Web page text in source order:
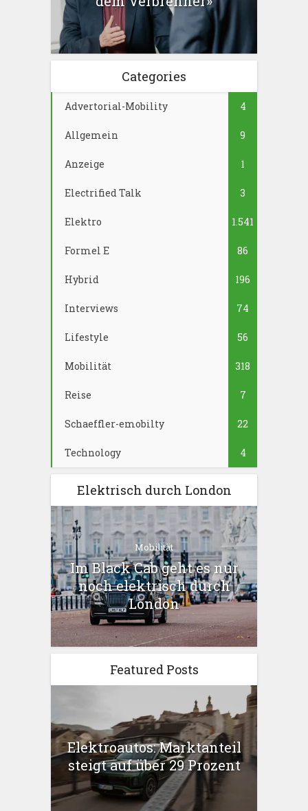
Categories
Advertorial-Mobility 4
Allgemein 9
Anzeige 1
Electrified Talk 3
Elektro 1.541
Formel E 86
Hybrid 196
Interviews 74
Lifestyle 56
Mobilität 318
Reise 7
Schaeffler-emobilty 22
Technology 4
Elektrisch durch London
Mobilität
Im Black Cab geht es nur
noch elektrisch durch
London
Featured Posts
Elektroautos: Marktanteil
steigt auf über 29 Prozent